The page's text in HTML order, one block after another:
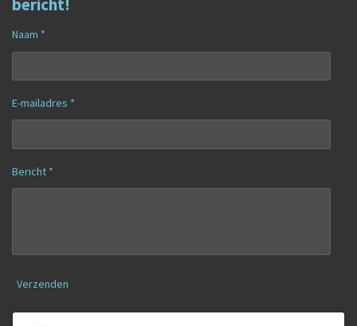
bericht!
Naam *
E-mailadres *
Bericht *
Verzenden